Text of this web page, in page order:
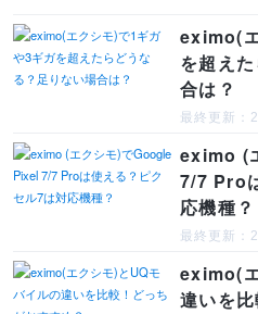
eximo(
を超え
合は？
最終更新：
eximo (
7/7 Pro
応機種？
最終更新：
eximo(
違いを